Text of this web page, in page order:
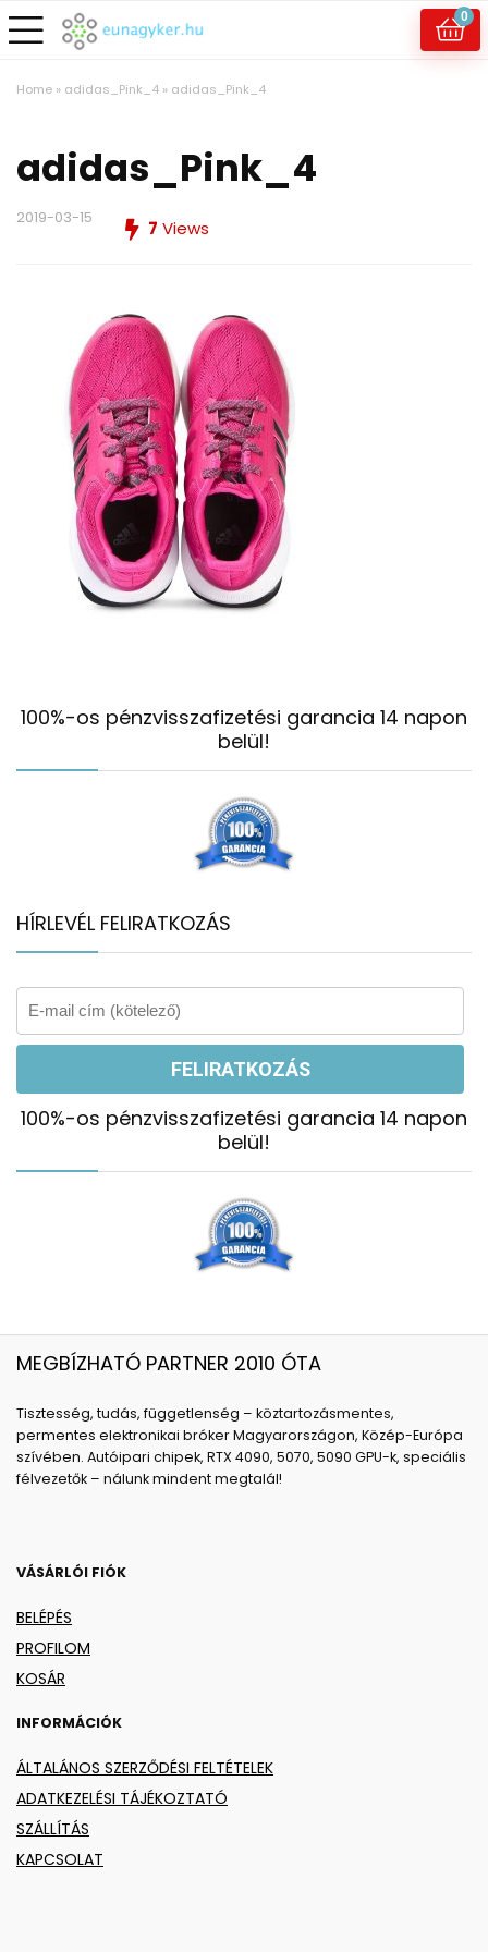
0
Home » adidas_Pink_4 » adidas_Pink_4
adidas_Pink_4
2019-03-15 7 Views
100%-os pénzvisszafizetési garancia 14 napon
belül!
HÍRLEVÉL FELIRATKOZÁS
100%-os pénzvisszafizetési garancia 14 napon
belül!
MEGBÍZHATÓ PARTNER 2010 ÓTA
Tisztesség, tudás, függetlenség – köztartozásmentes,
permentes elektronikai bróker Magyarországon, Közép-Európa
szívében. Autóipari chipek, RTX 4090, 5070, 5090 GPU-k, speciális
félvezetők – nálunk mindent megtalál!
VÁSÁRLÓI FIÓK
BELÉPÉS
PROFILOM
KOSÁR
INFORMÁCIÓK
ÁLTALÁNOS SZERZŐDÉSI FELTÉTELEK
ADATKEZELÉSI TÁJÉKOZTATÓ
SZÁLLÍTÁS
KAPCSOLAT